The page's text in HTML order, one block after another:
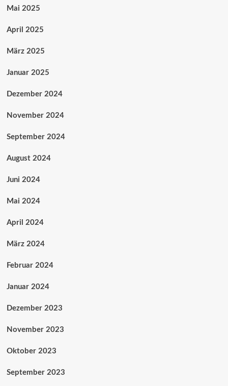
Mai 2025
April 2025
März 2025
Januar 2025
Dezember 2024
November 2024
September 2024
August 2024
Juni 2024
Mai 2024
April 2024
März 2024
Februar 2024
Januar 2024
Dezember 2023
November 2023
Oktober 2023
September 2023